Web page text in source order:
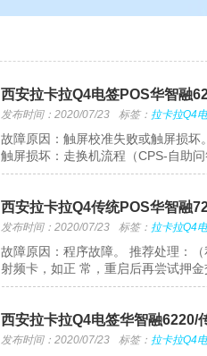
西安拉卡拉Q4电签POS华智融
发布时间：2020/07/23 标签： 拉卡拉Q4
故障原因：触屏校准失败或触屏损坏
触屏损坏：走换机流程（CPS-自助问
西安拉卡拉Q4传统POS华智融
发布时间：2020/07/23 标签： 拉卡拉Q4
故障原因：程序故障。 推荐处理：
射频卡，如正 常，重启后再尝试押
西安拉卡拉Q4电签华智融6220/
发布时间：2020/07/23 标签： 拉卡拉Q4